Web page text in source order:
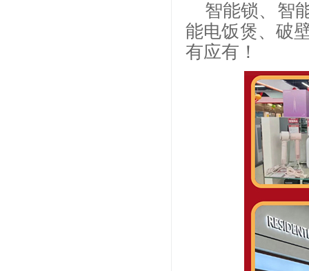
智能锁、智
能电饭煲、破
有应有！